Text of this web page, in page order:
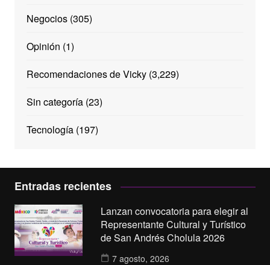
Negocios(305)
Opinión (1)
Recomendaciones de Vicky(3,229)
Sin categoría(23)
Tecnología(197)
Entradas recientes
Lanzan convocatoria para elegir al
Representante Cultural y Turístico
de San Andrés Cholula 2026
7 agosto, 2026